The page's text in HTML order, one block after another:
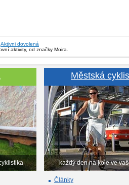
Aktivni dovolená
aktivity, od značky Moira.
Městská
každý den na kole ve
Články